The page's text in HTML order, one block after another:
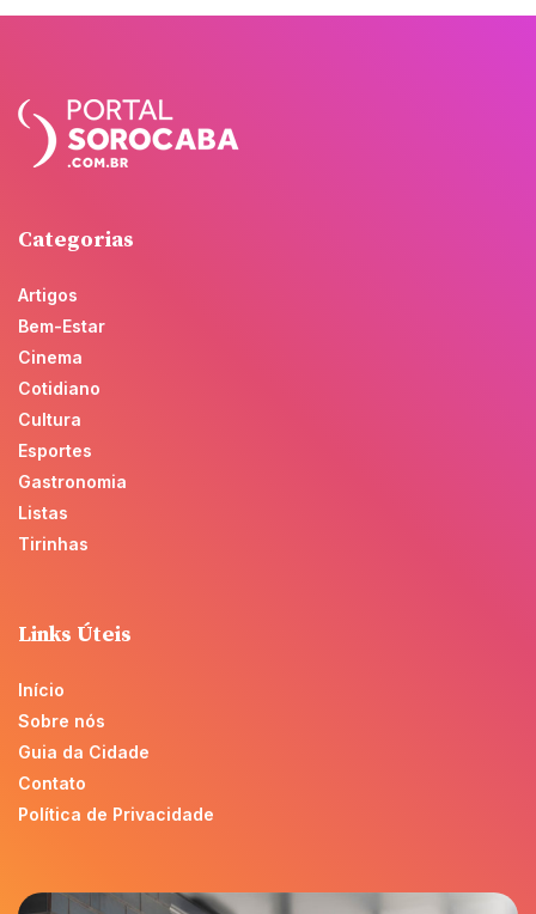
Categorias
Artigos
Bem-Estar
Cinema
Cotidiano
Cultura
Esportes
Gastronomia
Listas
Tirinhas
Links Úteis
Início
Sobre nós
Guia da Cidade
Contato
Política de Privacidade